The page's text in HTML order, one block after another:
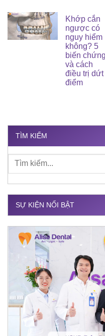
Khớp cắn
ngược có
nguy hiểm
không? 5
biến chứng
và cách
điều trị dứt
điểm
TÌM KIẾM
SỰ KIỆN NỔI BẬT